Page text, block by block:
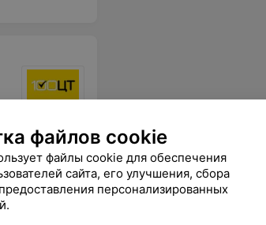
язык. Желаю Вашим курсам дальнейших успехов!!!!!!! Еще
файлов cookie
файлы cookie для обеспечения
сайта, его улучшения, сбора
персонализированных